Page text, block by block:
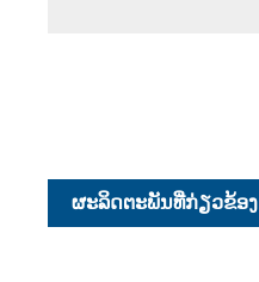
ຜະ​ລິດ​ຕະ​ພັນ​ທີ່​ກ່ຽວ​ຂ້ອງ